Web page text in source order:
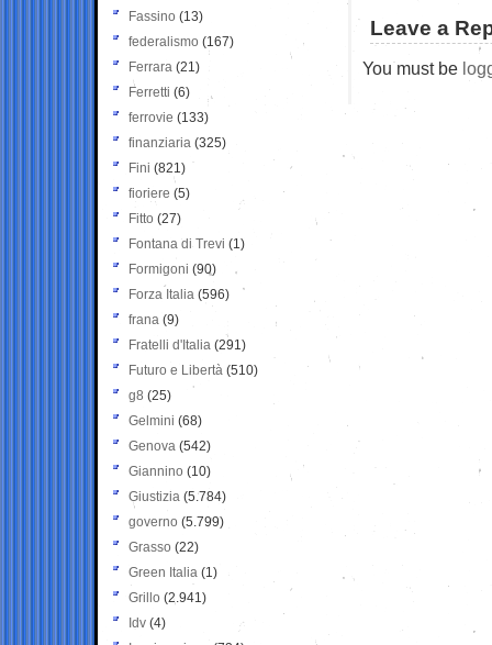
Leave a
You must be
Fassino (13)
federalismo (167)
Ferrara (21)
Ferretti (6)
ferrovie (133)
finanziaria (325)
Fini (821)
fioriere (5)
Fitto (27)
Fontana di Trevi (1)
Formigoni (90)
Forza Italia (596)
frana (9)
Fratelli d'Italia (291)
Futuro e Libertà (510)
g8 (25)
Gelmini (68)
Genova (542)
Giannino (10)
Giustizia (5.784)
governo (5.799)
Grasso (22)
Green Italia (1)
Grillo (2.941)
Idv (4)